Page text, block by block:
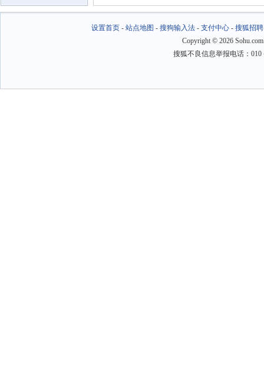
设置首页- 站点地图 - 搜狗输入法- 支付中心- 搜狐招聘
Copyright © 2026
搜狐不良信息举报电话：010